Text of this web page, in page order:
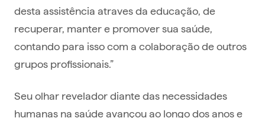
desta assistência atraves da educação, de
recuperar, manter e promover sua saúde,
contando para isso com a colaboração de outros
grupos profissionais.”
Seu olhar revelador diante das necessidades
humanas na saúde avançou ao longo dos anos e